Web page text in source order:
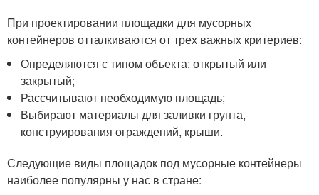
При проектировании площадки для мусорных
контейнеров отталкиваются от трех важных критериев:
Определяются с типом объекта: открытый или
закрытый;
Рассчитывают необходимую площадь;
Выбирают материалы для заливки грунта,
конструирования ограждений, крыши.
Следующие виды площадок под мусорные контейнеры
наиболее популярны у нас в стране: